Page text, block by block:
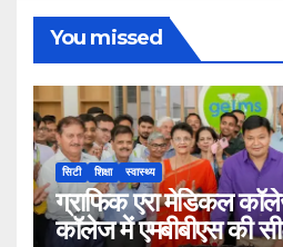
You missed
सिटी शिक्षा स्वास्थ्य
ग्राफिक एरा मेडिकल
कॉलेज में एमबीबीएस की